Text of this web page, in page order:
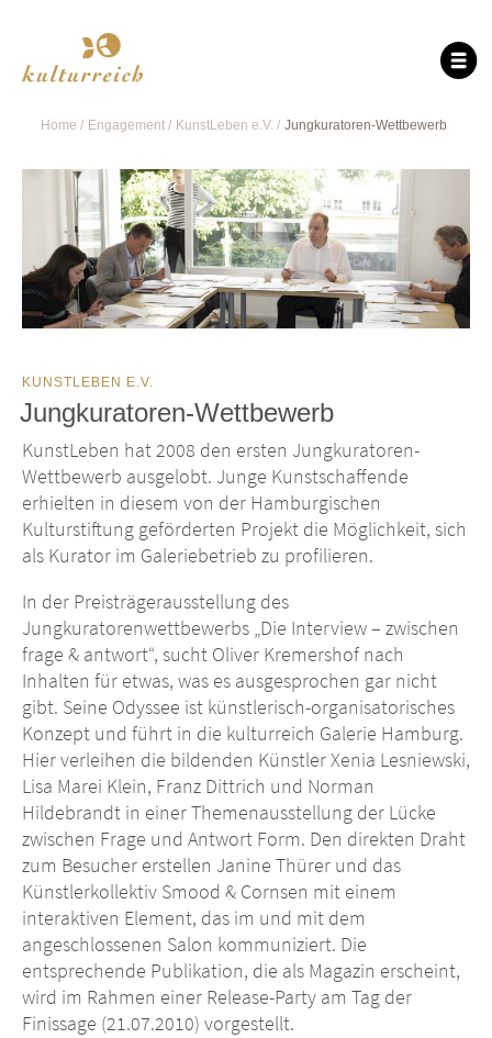
Home Engagement KunstLeben e.V. Jungkuratoren-Wettbewerb
KUNSTLEBEN E.V.
Jungkuratoren-Wettbewerb
KunstLeben hat 2008 den ersten Jungkuratoren-
Wettbewerb ausgelobt. Junge Kunstschaffende
erhielten in diesem von der Hamburgischen
Kulturstiftung geförderten Projekt die Möglichkeit, sich
als Kurator im Galeriebetrieb zu profilieren.
In der Preisträgerausstellung des
Jungkuratorenwettbewerbs „Die Interview – zwischen
frage & antwort“, sucht Oliver Kremershof nach
Inhalten für etwas, was es ausgesprochen gar nicht
gibt. Seine Odyssee ist künstlerisch-organisatorisches
Konzept und führt in die kulturreich Galerie Hamburg.
Hier verleihen die bildenden Künstler Xenia Lesniewski,
Lisa Marei Klein, Franz Dittrich und Norman
Hildebrandt in einer Themenausstellung der Lücke
zwischen Frage und Antwort Form. Den direkten Draht
zum Besucher erstellen Janine Thürer und das
Künstlerkollektiv Smood & Cornsen mit einem
interaktiven Element, das im und mit dem
angeschlossenen Salon kommuniziert. Die
entsprechende Publikation, die als Magazin erscheint,
wird im Rahmen einer Release-Party am Tag der
Finissage (21.07.2010) vorgestellt.